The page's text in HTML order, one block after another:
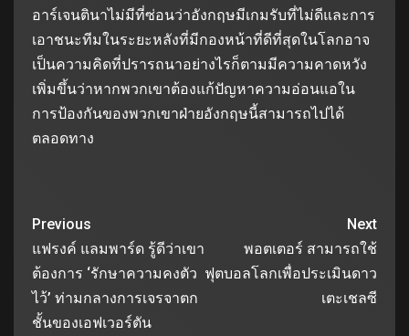
อาร์เจนตินาไม่มีที่ซ่อนว่าอังกฤษมีเกมรับที่ไม่ดีและการ
เอาชนะทีมในระยะหลังที่มีกองหน้าที่ดีที่สุดในโลกอาจ
เป็นความคิดที่ปรารถนาอย่างไรก็ตามมีความคาดหวัง
เพิ่มขึ้นว่าหากพวกเขาต้องแก้ปัญหาความอ่อนแอใน
การป้องกันของพวกเขาฝ่ายอังกฤษนี้สามารถไปได้
ตลอดทาง
Previous
แฟรงค์ แลมพาร์ด รู้ดีว่าเขา
ต้องการ ‘รักษาความคงตัว
ไว้’ ท่ามกลางการเจรจาตก
ชั้นของเอฟเวอร์ตัน
Next
พอตเตอร์ สามารถใช้
ฟุตบอลโลกเพื่อประเมินดาว
เตะเชลซี